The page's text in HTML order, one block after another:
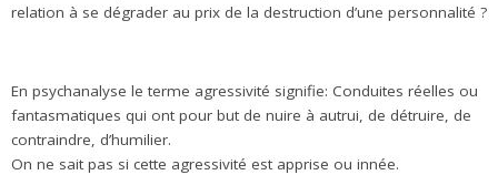
relation à se dégrader au prix de la destruction d’une personnalité ?
En psychanalyse le terme agressivité signifie: Conduites réelles ou
fantasmatiques qui ont pour but de nuire à autrui, de détruire, de
contraindre, d’humilier.
On ne sait pas si cette agressivité est apprise ou innée.